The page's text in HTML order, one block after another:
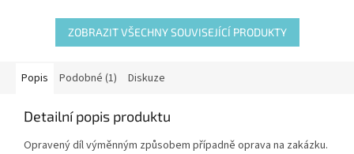
ZOBRAZIT VŠECHNY SOUVISEJÍCÍ PRODUKTY
Popis Podobné (1) Diskuze
Detailní popis produktu
Opravený díl výměnným způsobem případně oprava na zakázku.